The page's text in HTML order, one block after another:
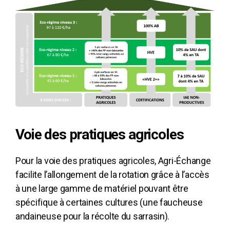
Voie des pratiques agricoles
Pour la voie des pratiques agricoles, Agri-Échange
facilite l’allongement de la rotation grâce à l’accès
à une large gamme de matériel pouvant être
spécifique à certaines cultures (une faucheuse
andaineuse pour la récolte du sarrasin).